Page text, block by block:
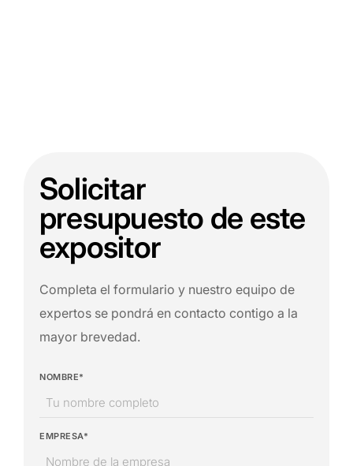
Solicitar
presupuesto de este
expositor
Completa el formulario y nuestro equipo de
expertos se pondrá en contacto contigo a la
mayor brevedad.
NOMBRE*
EMPRESA*